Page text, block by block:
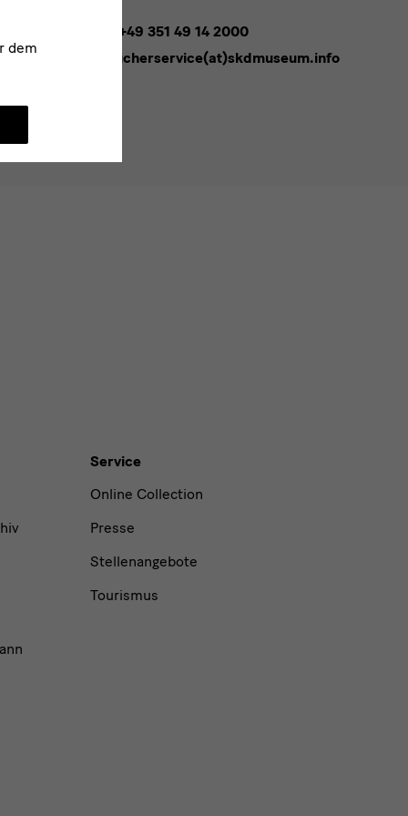
dem
Tel. +49 351 49 14 2000
besucherservice(at)skdmuseum.info
Service
Online Collection
Presse
Stellenangebote
Tourismus